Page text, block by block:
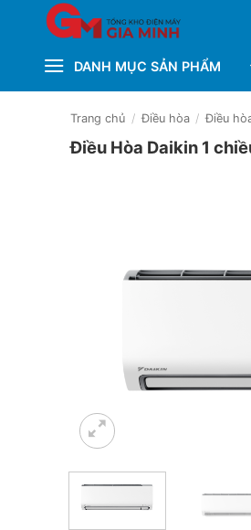
DANH MỤC SẢN PHẨM
Trang chủ / Điều hòa / Điều
Điều Hòa Daikin 1